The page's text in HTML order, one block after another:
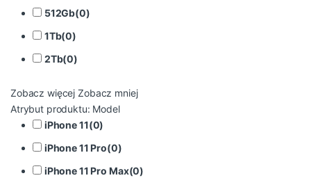
512Gb(0)
1Tb(0)
2Tb(0)
Zobacz więcej Zobacz mniej
Atrybut produktu: Model
iPhone 11(0)
iPhone 11 Pro(0)
iPhone 11 Pro Max(0)